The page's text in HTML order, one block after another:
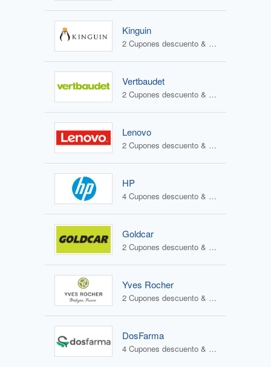
Kinguin
2 Cupones descuento & 1 Oferta
Vertbaudet
2 Cupones descuento & 2 Ofertas
Lenovo
2 Cupones descuento & 2 Ofertas
HP
4 Cupones descuento & 1 Oferta
Goldcar
2 Cupones descuento & 0 Ofertas
Yves Rocher
2 Cupones descuento & 3 Ofertas
DosFarma
4 Cupones descuento & 1 Oferta